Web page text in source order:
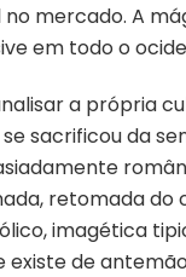
mercado. A
em todo o
a própria
sacrificou da
retomada
imagética
existe de